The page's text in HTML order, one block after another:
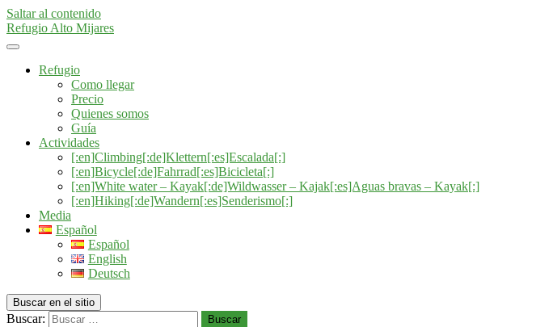
Saltar al contenido
Refugio Alto Mijares
Refugio
Como llegar
Precio
Quienes somos
Guía
Actividades
[:en]Climbing[:de]Klettern[:es]Escalada[:]
[:en]Bicycle[:de]Fahrrad[:es]Bicicleta[:]
[:en]White water – Kayak[:de]Wildwasser – Kajak[:es]Aguas bravas – Kayak[:]
[:en]Hiking[:de]Wandern[:es]Senderismo[:]
Media
Español
Español
English
Deutsch
Buscar en el sitio
Buscar: Buscar